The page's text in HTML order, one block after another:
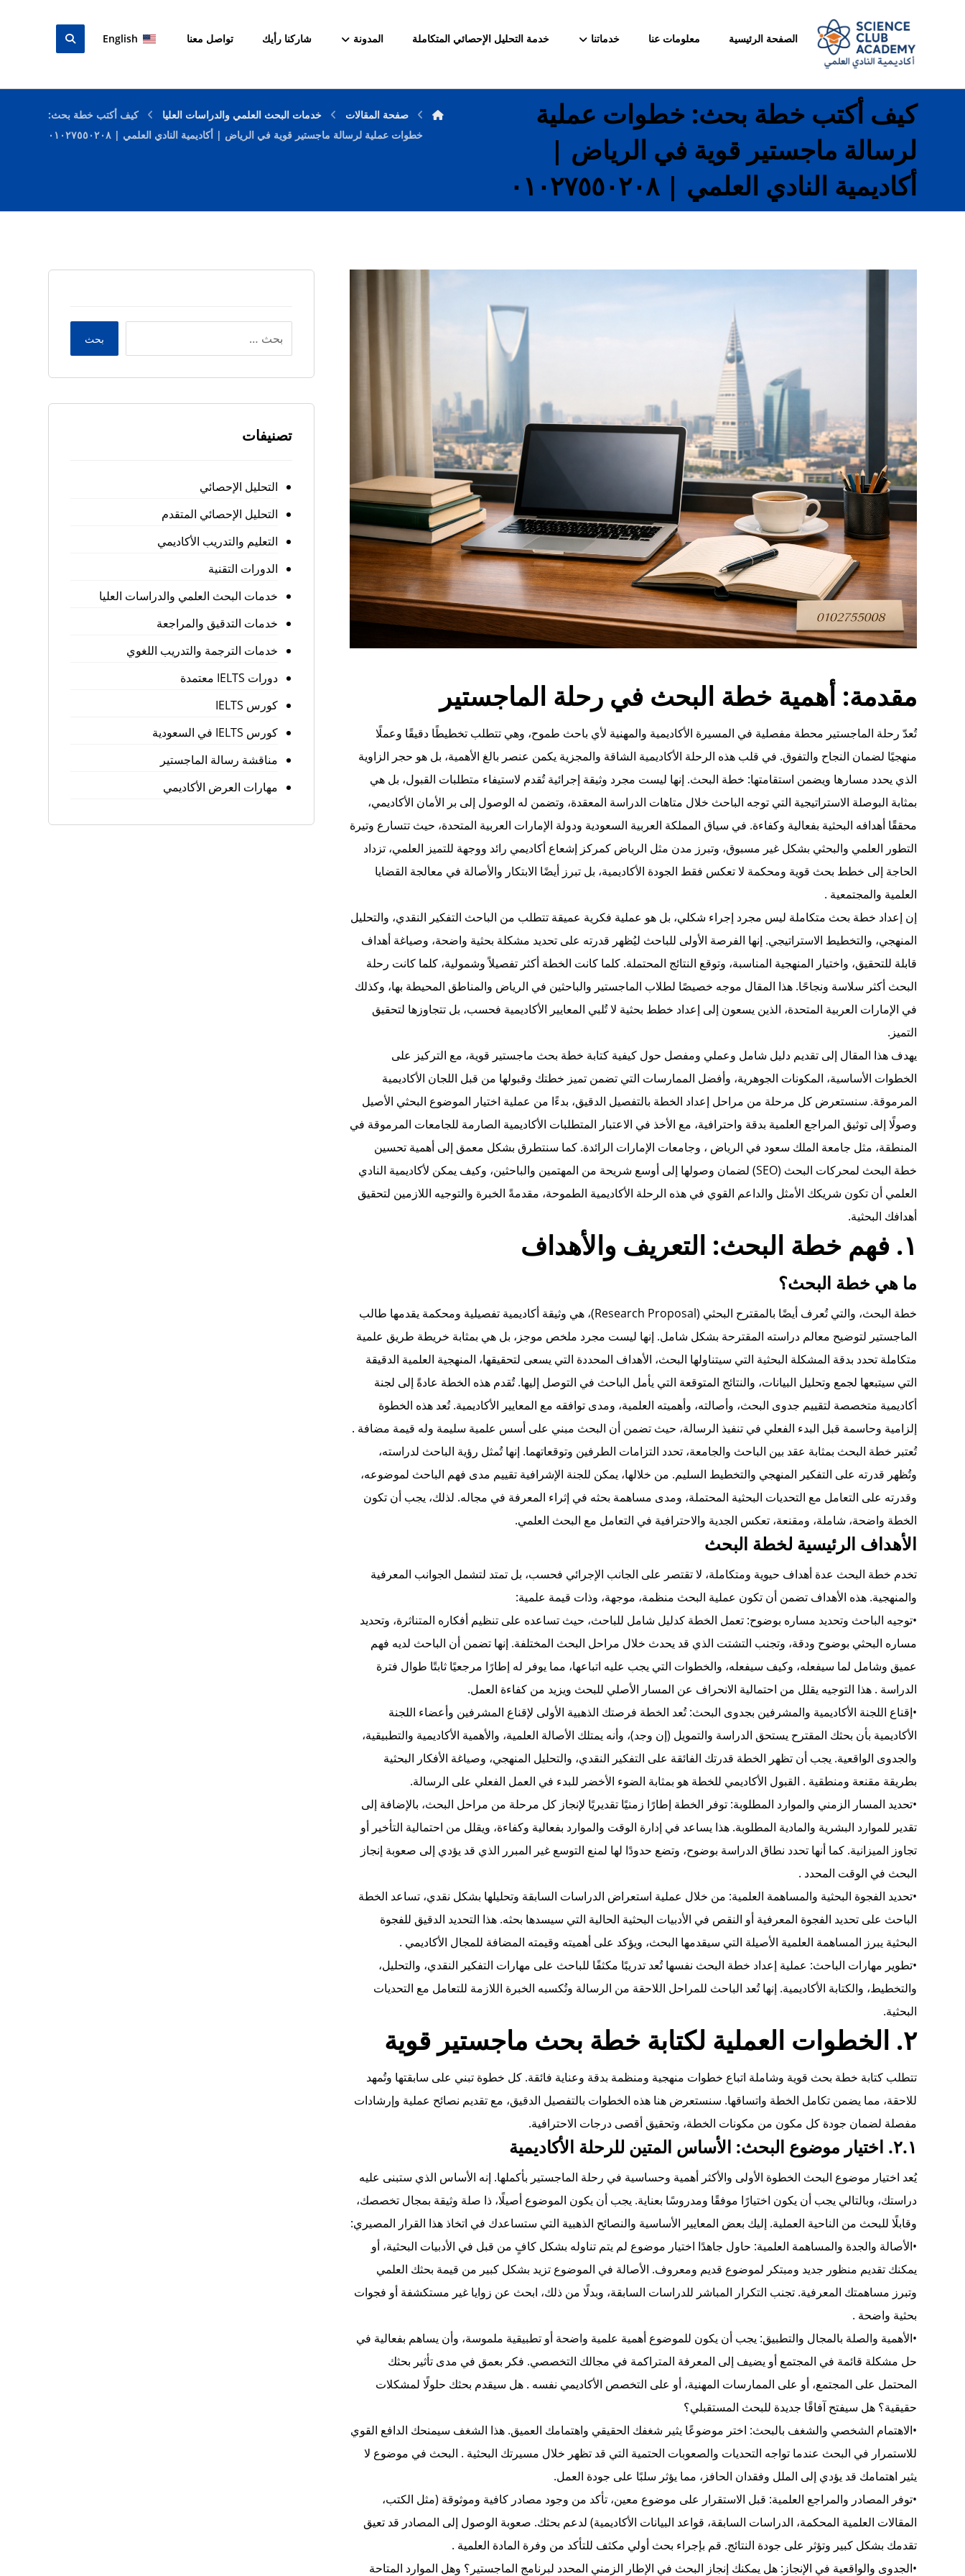
الصفحة الرئيسية معلومات عنا خدماتنا خدمة التحليل الإحصائي المتكاملة المدونة شاركنا رأيك تواصل معنا English
كيف أكتب خطة بحث: خطوات عملية
لرسالة ماجستير قوية في الرياض |
أكاديمية النادي العلمي | ٠١٠٢٧٥٥٠٢٠٨
صفحة المقالات خدمات البحث العلمي والدراسات العليا
كيف أكتب خطة بحث:
خطوات عملية لرسالة ماجستير قوية في الرياض | أكاديمية النادي العلمي | ٠١٠٢٧٥٥٠٢٠٨
مقدمة: أهمية خطة البحث في رحلة الماجستير
تُعدّ رحلة الماجستير محطة مفصلية في المسيرة الأكاديمية والمهنية لأي باحث طموح، وهي تتطلب تخطيطًا دقيقًا وعملًا
منهجيًا لضمان النجاح والتفوق. في قلب هذه الرحلة الأكاديمية الشاقة والمجزية يكمن عنصر بالغ الأهمية، بل هو حجر الزاوية
الذي يحدد مسارها ويضمن استقامتها: خطة البحث. إنها ليست مجرد وثيقة إجرائية تُقدم لاستيفاء متطلبات القبول، بل هي
بمثابة البوصلة الاستراتيجية التي توجه الباحث خلال متاهات الدراسة المعقدة، وتضمن له الوصول إلى بر الأمان الأكاديمي،
محققًا أهدافه البحثية بفعالية وكفاءة. في سياق المملكة العربية السعودية ودولة الإمارات العربية المتحدة، حيث تتسارع وتيرة
التطور العلمي والبحثي بشكل غير مسبوق، وتبرز مدن مثل الرياض كمركز إشعاع أكاديمي رائد ووجهة للتميز العلمي، تزداد
الحاجة إلى خطط بحث قوية ومحكمة لا تعكس فقط الجودة الأكاديمية، بل تبرز أيضًا الابتكار والأصالة في معالجة القضايا
العلمية والمجتمعية .
إن إعداد خطة بحث متكاملة ليس مجرد إجراء شكلي، بل هو عملية فكرية عميقة تتطلب من الباحث التفكير النقدي، والتحليل
المنهجي، والتخطيط الاستراتيجي. إنها الفرصة الأولى للباحث ليُظهر قدرته على تحديد مشكلة بحثية واضحة، وصياغة أهداف
قابلة للتحقيق، واختيار المنهجية المناسبة، وتوقع النتائج المحتملة. كلما كانت الخطة أكثر تفصيلاً وشمولية، كلما كانت رحلة
البحث أكثر سلاسة ونجاحًا. هذا المقال موجه خصيصًا لطلاب الماجستير والباحثين في الرياض والمناطق المحيطة بها، وكذلك
في الإمارات العربية المتحدة، الذين يسعون إلى إعداد خطط بحثية لا تُلبي المعايير الأكاديمية فحسب، بل تتجاوزها لتحقيق
التميز.
يهدف هذا المقال إلى تقديم دليل شامل وعملي ومفصل حول كيفية كتابة خطة بحث ماجستير قوية، مع التركيز على
الخطوات الأساسية، المكونات الجوهرية، وأفضل الممارسات التي تضمن تميز خطتك وقبولها من قبل اللجان الأكاديمية
المرموقة. سنستعرض كل مرحلة من مراحل إعداد الخطة بالتفصيل الدقيق، بدءًا من عملية اختيار الموضوع البحثي الأصيل
وصولًا إلى توثيق المراجع العلمية بدقة واحترافية، مع الأخذ في الاعتبار المتطلبات الأكاديمية الصارمة للجامعات المرموقة في
المنطقة، مثل جامعة الملك سعود في الرياض ، وجامعات الإمارات الرائدة. كما سنتطرق بشكل معمق إلى أهمية تحسين
خطة البحث لمحركات البحث (SEO) لضمان وصولها إلى أوسع شريحة من المهتمين والباحثين، وكيف يمكن لأكاديمية النادي
العلمي أن تكون شريكك الأمثل والداعم القوي في هذه الرحلة الأكاديمية الطموحة، مقدمةً الخبرة والتوجيه اللازمين لتحقيق
أهدافك البحثية.
١. فهم خطة البحث: التعريف والأهداف
ما هي خطة البحث؟
خطة البحث، والتي تُعرف أيضًا بالمقترح البحثي (Research Proposal)، هي وثيقة أكاديمية تفصيلية ومحكمة يقدمها طالب
الماجستير لتوضيح معالم دراسته المقترحة بشكل شامل. إنها ليست مجرد ملخص موجز، بل هي بمثابة خريطة طريق علمية
متكاملة تحدد بدقة المشكلة البحثية التي سيتناولها البحث، الأهداف المحددة التي يسعى لتحقيقها، المنهجية العلمية الدقيقة
التي سيتبعها لجمع وتحليل البيانات، والنتائج المتوقعة التي يأمل الباحث في التوصل إليها. تُقدم هذه الخطة عادةً إلى لجنة
أكاديمية متخصصة لتقييم جدوى البحث، وأصالته، وأهميته العلمية، ومدى توافقه مع المعايير الأكاديمية. تُعد هذه الخطوة
إلزامية وحاسمة قبل البدء الفعلي في تنفيذ الرسالة، حيث تضمن أن البحث مبني على أسس علمية سليمة وله قيمة مضافة .
تُعتبر خطة البحث بمثابة عقد بين الباحث والجامعة، تحدد التزامات الطرفين وتوقعاتهما. إنها تُمثل رؤية الباحث لدراسته،
وتُظهر قدرته على التفكير المنهجي والتخطيط السليم. من خلالها، يمكن للجنة الإشرافية تقييم مدى فهم الباحث لموضوعه،
وقدرته على التعامل مع التحديات البحثية المحتملة، ومدى مساهمة بحثه في إثراء المعرفة في مجاله. لذلك، يجب أن تكون
الخطة واضحة، شاملة، ومقنعة، تعكس الجدية والاحترافية في التعامل مع البحث العلمي.
الأهداف الرئيسية لخطة البحث
تخدم خطة البحث عدة أهداف حيوية ومتكاملة، لا تقتصر على الجانب الإجرائي فحسب، بل تمتد لتشمل الجوانب المعرفية
والمنهجية. هذه الأهداف تضمن أن تكون عملية البحث منظمة، موجهة، وذات قيمة علمية:
•توجيه الباحث وتحديد مساره بوضوح: تعمل الخطة كدليل شامل للباحث، حيث تساعده على تنظيم أفكاره المتناثرة، وتحديد
مساره البحثي بوضوح ودقة، وتجنب التشتت الذي قد يحدث خلال مراحل البحث المختلفة. إنها تضمن أن الباحث لديه فهم
عميق وشامل لما سيفعله، وكيف سيفعله، والخطوات التي يجب عليه اتباعها، مما يوفر له إطارًا مرجعيًا ثابتًا طوال فترة
الدراسة . هذا التوجيه يقلل من احتمالية الانحراف عن المسار الأصلي للبحث ويزيد من كفاءة العمل.
•إقناع اللجنة الأكاديمية والمشرفين بجدوى البحث: تُعد الخطة فرصتك الذهبية الأولى لإقناع المشرفين وأعضاء اللجنة
الأكاديمية بأن بحثك المقترح يستحق الدراسة والتمويل (إن وجد)، وأنه يمتلك الأصالة العلمية، والأهمية الأكاديمية والتطبيقية،
والجدوى الواقعية. يجب أن تظهر الخطة قدرتك الفائقة على التفكير النقدي، والتحليل المنهجي، وصياغة الأفكار البحثية
بطريقة مقنعة ومنطقية . القبول الأكاديمي للخطة هو بمثابة الضوء الأخضر للبدء في العمل الفعلي على الرسالة.
•تحديد المسار الزمني والموارد المطلوبة: توفر الخطة إطارًا زمنيًا تقديريًا لإنجاز كل مرحلة من مراحل البحث، بالإضافة إلى
تقدير للموارد البشرية والمادية المطلوبة. هذا يساعد في إدارة الوقت والموارد بفعالية وكفاءة، ويقلل من احتمالية التأخير أو
تجاوز الميزانية. كما أنها تحدد نطاق الدراسة بوضوح، وتضع حدودًا لها لمنع التوسع غير المبرر الذي قد يؤدي إلى صعوبة إنجاز
البحث في الوقت المحدد .
•تحديد الفجوة البحثية والمساهمة العلمية: من خلال عملية استعراض الدراسات السابقة وتحليلها بشكل نقدي، تساعد الخطة
الباحث على تحديد الفجوة المعرفية أو النقص في الأدبيات البحثية الحالية التي سيسدها بحثه. هذا التحديد الدقيق للفجوة
البحثية يبرز المساهمة العلمية الأصيلة التي سيقدمها البحث، ويؤكد على أهميته وقيمته المضافة للمجال الأكاديمي .
•تطوير مهارات الباحث: عملية إعداد خطة البحث نفسها تُعد تدريبًا مكثفًا للباحث على مهارات التفكير النقدي، والتحليل،
والتخطيط، والكتابة الأكاديمية. إنها تُعد الباحث للمراحل اللاحقة من الرسالة وتُكسبه الخبرة اللازمة للتعامل مع التحديات
البحثية.
٢. الخطوات العملية لكتابة خطة بحث ماجستير قوية
تتطلب كتابة خطة بحث قوية وشاملة اتباع خطوات منهجية ومنظمة بدقة وعناية فائقة. كل خطوة تبني على سابقتها وتُمهد
للاحقة، مما يضمن تكامل الخطة واتساقها. سنستعرض هنا هذه الخطوات بالتفصيل الدقيق، مع تقديم نصائح عملية وإرشادات
مفصلة لضمان جودة كل مكون من مكونات الخطة، وتحقيق أقصى درجات الاحترافية.
٢.١. اختيار موضوع البحث: الأساس المتين للرحلة الأكاديمية
يُعد اختيار موضوع البحث الخطوة الأولى والأكثر أهمية وحساسية في رحلة الماجستير بأكملها. إنه الأساس الذي ستبنى عليه
دراستك، وبالتالي يجب أن يكون اختيارًا موفقًا ومدروسًا بعناية. يجب أن يكون الموضوع أصيلًا، ذا صلة وثيقة بمجال تخصصك،
وقابلًا للبحث من الناحية العملية. إليك بعض المعايير الأساسية والنصائح الذهبية التي ستساعدك في اتخاذ هذا القرار المصيري:
•الأصالة والجدة والمساهمة العلمية: حاول جاهدًا اختيار موضوع لم يتم تناوله بشكل كافٍ من قبل في الأدبيات البحثية، أو
يمكنك تقديم منظور جديد ومبتكر لموضوع قديم ومعروف. الأصالة في الموضوع تزيد بشكل كبير من قيمة بحثك العلمي
وتبرز مساهمتك المعرفية. تجنب التكرار المباشر للدراسات السابقة، وبدلًا من ذلك، ابحث عن زوايا غير مستكشفة أو فجوات
بحثية واضحة .
•الأهمية والصلة بالمجال والتطبيق: يجب أن يكون للموضوع أهمية علمية واضحة أو تطبيقية ملموسة، وأن يساهم بفعالية في
حل مشكلة قائمة في المجتمع أو يضيف إلى المعرفة المتراكمة في مجالك التخصصي. فكر بعمق في مدى تأثير بحثك
المحتمل على المجتمع، أو على الممارسات المهنية، أو على التخصص الأكاديمي نفسه . هل سيقدم بحثك حلولًا لمشكلات
حقيقية؟ هل سيفتح آفاقًا جديدة للبحث المستقبلي؟
•الاهتمام الشخصي والشغف بالبحث: اختر موضوعًا يثير شغفك الحقيقي واهتمامك العميق. هذا الشغف سيمنحك الدافع القوي
للاستمرار في البحث عندما تواجه التحديات والصعوبات الحتمية التي قد تظهر خلال مسيرتك البحثية . البحث في موضوع لا
يثير اهتمامك قد يؤدي إلى الملل وفقدان الحافز، مما يؤثر سلبًا على جودة العمل.
•توفر المصادر والمراجع العلمية: قبل الاستقرار على موضوع معين، تأكد من وجود مصادر كافية وموثوقة (مثل الكتب،
المقالات العلمية المحكمة، الدراسات السابقة، قواعد البيانات الأكاديمية) لدعم بحثك. صعوبة الوصول إلى المصادر قد تعيق
تقدمك بشكل كبير وتؤثر على جودة النتائج. قم بإجراء بحث أولي مكثف للتأكد من وفرة المادة العلمية .
•الجدوى والواقعية في الإنجاز : هل يمكنك إنجاز البحث في الإطار الزمني المحدد لبرنامج الماجستير؟ وهل الموارد المتاحة
بحث
تصنيفات
التحليل الإحصائي
التحليل الإحصائي المتقدم
التعليم والتدريب الأكاديمي
الدورات التقنية
خدمات البحث العلمي والدراسات العليا
خدمات التدقيق والمراجعة
خدمات الترجمة والتدريب اللغوي
دورات IELTS معتمدة
كورس IELTS
كورس IELTS في السعودية
مناقشة رسالة الماجستير
مهارات العرض الأكاديمي